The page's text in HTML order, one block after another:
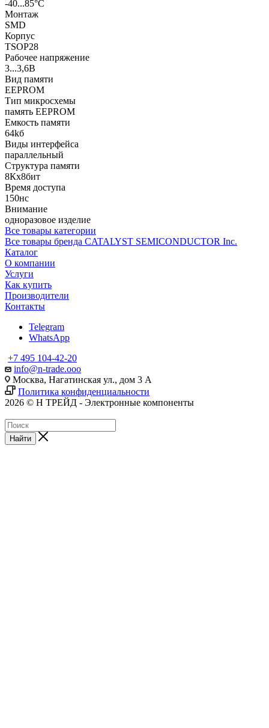
-40...85°C
Монтаж
SMD
Корпус
TSOP28
Рабочее напряжение
3...3,6В
Вид памяти
EEPROM
Тип микросхемы
память EEPROM
Емкость памяти
64kб
Виды интерфейса
параллельный
Структура памяти
8Кx8бит
Время доступа
150нс
Внимание
одноразовое изделие
Все товары категории
Все товары бренда CATALYST SEMICONDUCTOR Inc.
Каталог
О компании
Услуги
Как купить
Производители
Контакты
Telegram
WhatsApp
+7 495 104-42-20
info@n-trade.ooo
Москва, Нагатинская ул., дом 3 А
Политика конфиденциальности
2026 © Н ТРЕЙД - Электронные компоненты
Найти